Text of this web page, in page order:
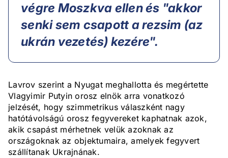
végre Moszkva ellen és "akkor
senki sem csapott a rezsim (az
ukrán vezetés) kezére".
Lavrov szerint a Nyugat meghallotta és megértette
Vlagyimir Putyin orosz elnök arra vonatkozó
jelzését, hogy szimmetrikus válaszként nagy
hatótávolságú orosz fegyvereket kaphatnak azok,
akik csapást mérhetnek velük azoknak az
országoknak az objektumaira, amelyek fegyvert
szállítanak Ukrajnának.